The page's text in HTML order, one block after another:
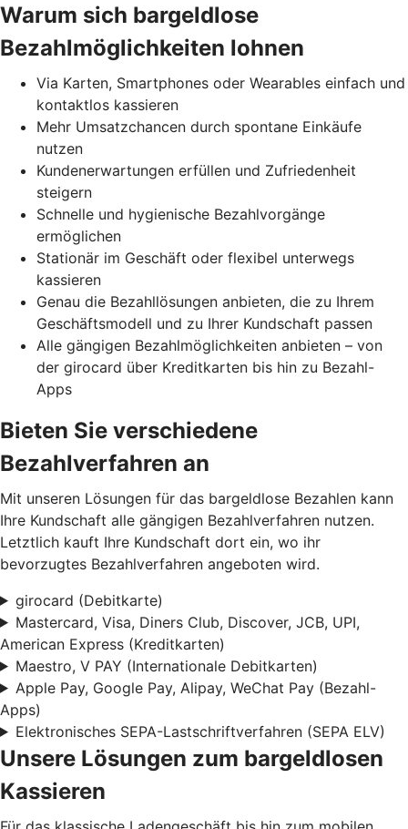
Warum sich bargeldlose
Bezahlmöglichkeiten lohnen
Via Karten, Smartphones oder Wearables einfach und
kontaktlos kassieren
Mehr Umsatzchancen durch spontane Einkäufe
nutzen
Kundenerwartungen erfüllen und Zufriedenheit
steigern
Schnelle und hygienische Bezahlvorgänge
ermöglichen
Stationär im Geschäft oder flexibel unterwegs
kassieren
Genau die Bezahllösungen anbieten, die zu Ihrem
Geschäftsmodell und zu Ihrer Kundschaft passen
Alle gängigen Bezahlmöglichkeiten anbieten – von
der girocard über Kreditkarten bis hin zu Bezahl-
Apps
Bieten Sie verschiedene
Bezahlverfahren an
Mit unseren Lösungen für das bargeldlose Bezahlen kann
Ihre Kundschaft alle gängigen Bezahlverfahren nutzen.
Letztlich kauft Ihre Kundschaft dort ein, wo ihr
bevorzugtes Bezahlverfahren angeboten wird.
girocard (Debitkarte)
Mastercard, Visa, Diners Club, Discover, JCB, UPI,
American Express (Kreditkarten)
Maestro, V PAY (Internationale Debitkarten)
Apple Pay, Google Pay, Alipay, WeChat Pay (Bezahl-
Apps)
Elektronisches SEPA-Lastschriftverfahren (SEPA ELV)
Unsere Lösungen zum bargeldlosen
Kassieren